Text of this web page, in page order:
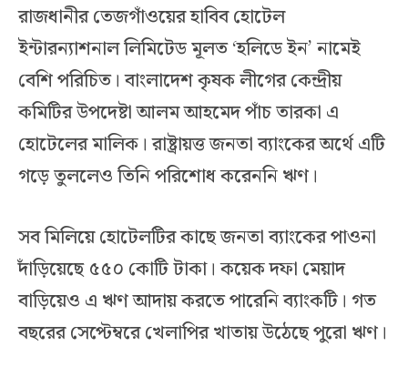
রাজধানীর তেজগাঁওয়ের হাবিব হোটেল
ইন্টারন্যাশনাল লিমিটেড মূলত ‘হলিডে ইন’ নামেই
বেশি পরিচিত। বাংলাদেশ কৃষক লীগের কেন্দ্রীয়
কমিটির উপদেষ্টা আলম আহমেদ পাঁচ তারকা এ
হোটেলের মালিক। রাষ্ট্রায়ত্ত জনতা ব্যাংকের অর্থে এটি
গড়ে তুললেও তিনি পরিশোধ করেননি ঋণ।
সব মিলিয়ে হোটেলটির কাছে জনতা ব্যাংকের পাওনা
দাঁড়িয়েছে ৫৫০ কোটি টাকা। কয়েক দফা মেয়াদ
বাড়িয়েও এ ঋণ আদায় করতে পারেনি ব্যাংকটি। গত
বছরের সেপ্টেম্বরে খেলাপির খাতায় উঠেছে পুরো ঋণ।